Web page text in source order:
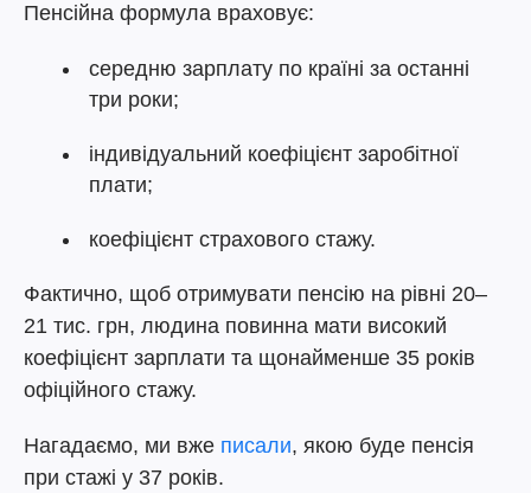
Пенсійна формула враховує:
середню зарплату по країні за останні
три роки;
індивідуальний коефіцієнт заробітної
плати;
коефіцієнт страхового стажу.
Фактично, щоб отримувати пенсію на рівні 20–
21 тис. грн, людина повинна мати високий
коефіцієнт зарплати та щонайменше 35 років
офіційного стажу.
Нагадаємо, ми вже писали, якою буде пенсія
при стажі у 37 років.